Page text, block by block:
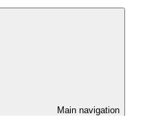
Main navigation